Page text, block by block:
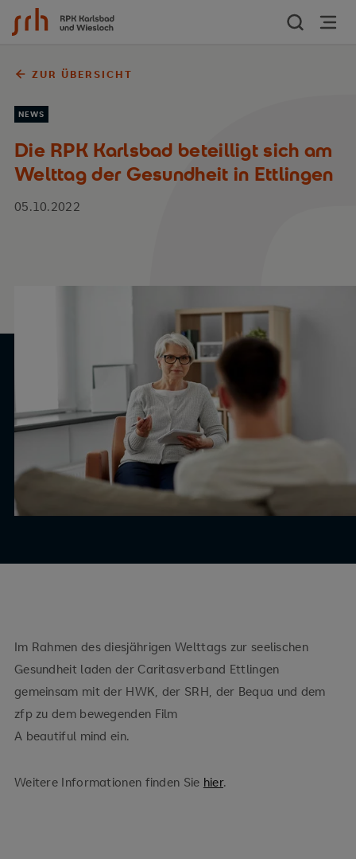
Zum Inhalt springen
ZUR ÜBERSICHT
NEWS
Die RPK Karlsbad beteilligt sich am
Welttag der Gesundheit in Ettlingen
05.10.2022
Im Rahmen des diesjährigen Welttags zur seelischen
Gesundheit laden der Caritasverband Ettlingen
gemeinsam mit der HWK, der SRH, der Bequa und dem
zfp zu dem bewegenden Film
A beautiful mind ein.
Weitere Informationen finden Sie hier.